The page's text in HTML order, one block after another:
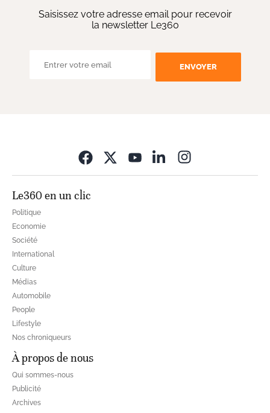
Saisissez votre adresse email pour recevoir
la newsletter Le360
ENVOYER
Le360 en un clic
Politique
Economie
Société
International
Culture
Médias
Automobile
People
Lifestyle
Nos chroniqueurs
À propos de nous
Qui sommes-nous
Publicité
Archives